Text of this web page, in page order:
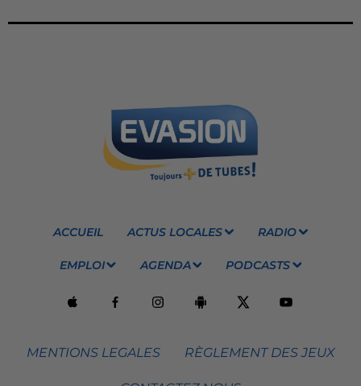
ACCUEIL ACTUS LOCALES RADIO
EMPLOI AGENDA PODCASTS
MENTIONS LEGALES RÈGLEMENT DES JEUX